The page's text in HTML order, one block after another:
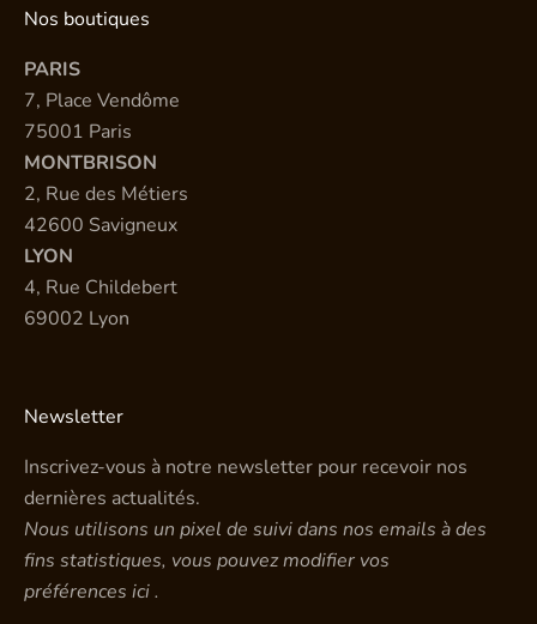
Nos boutiques
PARIS
7, Place Vendôme
75001 Paris
MONTBRISON
2, Rue des Métiers
42600 Savigneux
LYON
4, Rue Childebert
69002 Lyon
Newsletter
Inscrivez-vous à notre newsletter pour recevoir nos
dernières actualités.
Nous utilisons un pixel de suivi dans nos emails à des
fins statistiques, vous pouvez modifier vos
préférences ici.